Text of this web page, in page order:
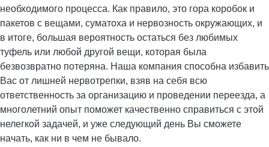
необходимого процесса. Как правило, это гора коробок и
пакетов с вещами, суматоха и нервозность окружающих, и
в итоге, большая вероятность остаться без любимых
туфель или любой другой вещи, которая была
безвозвратно потеряна. Наша компания способна избавить
Вас от лишней нервотрепки, взяв на себя всю
ответственность за организацию и проведении переезда, а
многолетний опыт поможет качественно справиться с этой
нелегкой задачей, и уже следующий день Вы сможете
начать, как ни в чем не бывало.